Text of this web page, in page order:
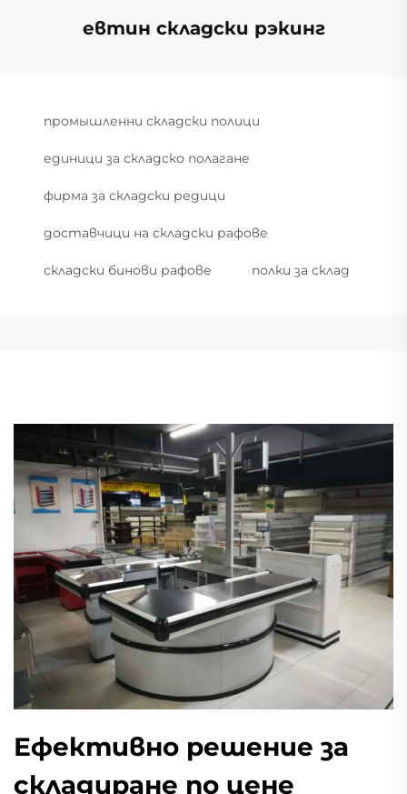
евтин складски рэкинг
промышленни складски полици
единици за складско полагане
фирма за складски редици
доставчици на складски рафове
складски бинови рафове полки за склад
Ефективно решение за
складиране по цене